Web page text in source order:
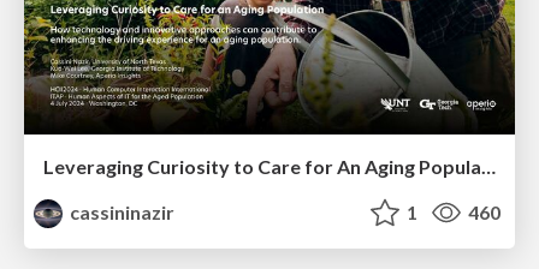
Leveraging Curiosity to Care for An Aging Population
cassininazir
1 460